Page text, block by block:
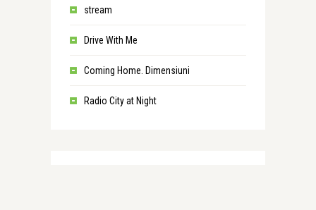
stream
Drive With Me
Coming Home. Dimensiuni
Radio City at Night